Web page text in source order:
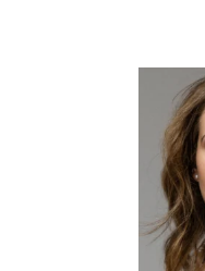
ÉLODIE DESCHAMPS